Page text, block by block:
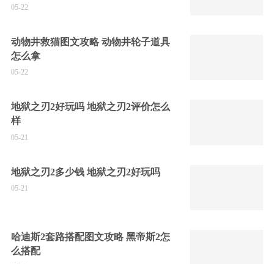
05-22
动物井救猫图文攻略 动物井轮子道具
怎么拿
05-22
地狱之刃2好玩吗 地狱之刃2评价怎么
样
05-21
地狱之刃2多少钱 地狱之刃2好玩吗
05-21
哈迪斯2套路搭配图文攻略 黑帝斯2怎
么搭配